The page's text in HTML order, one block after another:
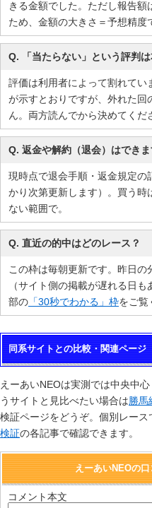
きる金額でした。ただし報告額
ため、金額の大きさ＝予想精度
Q. 「当たらない」という評判
評価は利用者によって割れてい
が示すとおりですが、外れた回
ん。両方読んでから決めてくだ
Q. 返金や解約（退会）はできま
現時点で退会手順・返金規定の
かり次第更新します）。買う時
ない範囲で。
Q. 直近の的中はどのレース？
この枠は毎朝更新です。 昨日の
（サイト側の掲載が遅れる日
部の 「30秒でわかる」枠をご覧
同系サイトとの比較・関連ページ
えーあいNEOは実測では中央中
うサイトと見比べたい場合は勝馬
検証ページをどうぞ。個別レー
検証の各記事で確認できます。
えーあいNEOの
コメント本文